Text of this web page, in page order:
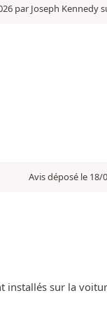
par Joseph Kennedy
Avis déposé le
installés sur la